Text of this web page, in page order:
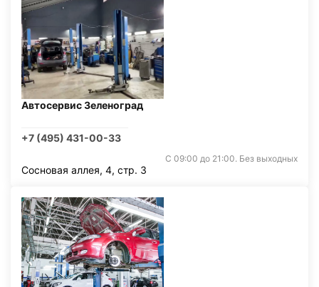
Автосервис Зеленоград
+7 (495) 431-00-33
С 09:00 до 21:00. Без выходных
Сосновая аллея, 4, стр. 3